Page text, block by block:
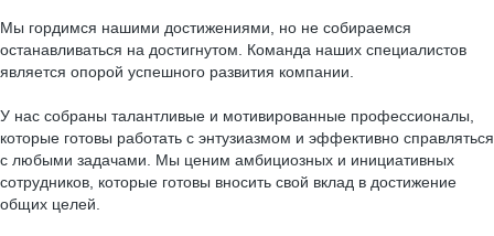
Мы гордимся нашими достижениями, но не собираемся
останавливаться на достигнутом. Команда наших специалистов
является опорой успешного развития компании.
У нас собраны талантливые и мотивированные профессионалы,
которые готовы работать с энтузиазмом и эффективно справляться
с любыми задачами. Мы ценим амбициозных и инициативных
сотрудников, которые готовы вносить свой вклад в достижение
общих целей.